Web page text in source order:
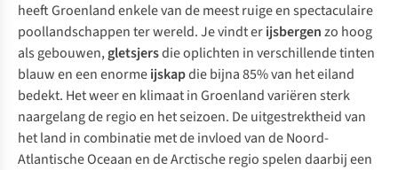
heeft Groenland enkele van de meest ruige en spectaculaire
poollandschappen ter wereld. Je vindt erijsbergenzo hoog
als gebouwen,gletsjersdie oplichten in verschillende tinten
blauw en een enormeijskapdie bijna 85% van het eiland
bedekt. Het weer en klimaat in Groenland variëren sterk
naargelang de regio en het seizoen. De uitgestrektheid van
het land in combinatie met de invloed van de Noord-
Atlantische Oceaan en de Arctische regio spelen daarbij een